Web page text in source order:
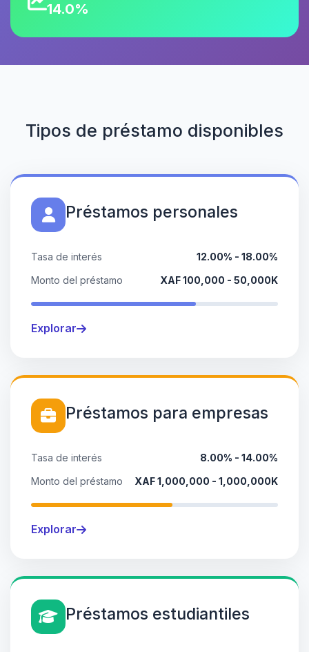
14.0%
Tipos de préstamo disponibles
Préstamos personales
Tasa de interés
12.00% - 18.00%
Monto del préstamo
XAF 100,000 - 50,000K
Explorar
Préstamos para empresas
Tasa de interés
8.00% - 14.00%
Monto del préstamo
XAF 1,000,000 - 1,000,000K
Explorar
Préstamos estudiantiles